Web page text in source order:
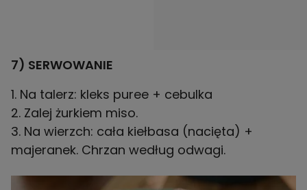
7) SERWOWANIE
1. Na talerz: kleks puree + cebulka
2. Zalej żurkiem miso.
3. Na wierzch: cała kiełbasa (nacięta) +
majeranek. Chrzan według odwagi.